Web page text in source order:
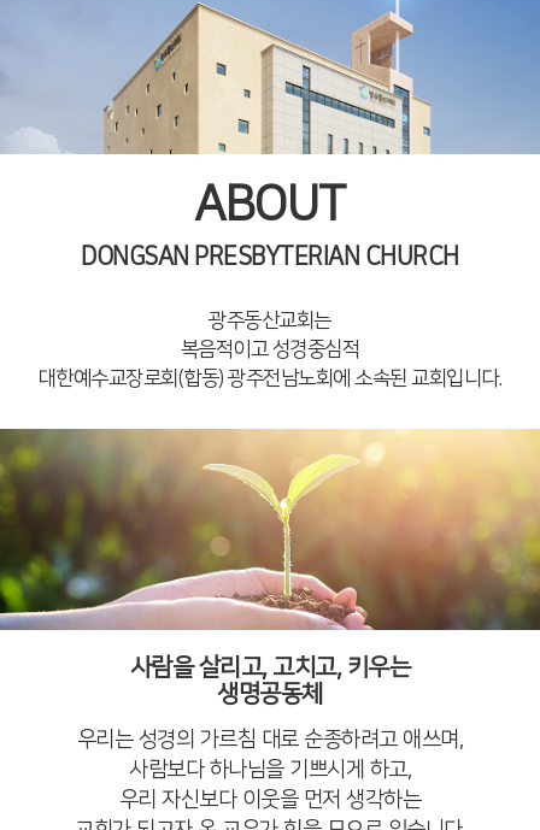
ABOUT
DONGSAN PRESBYTERIAN CHURCH
광주동산교회는
복음적이고 성경중심적
대한예수교장로회(합동) 광주전남노회에 소속된 교회입니다.
사람을 살리고, 고치고, 키우는
생명공동체
우리는 성경의 가르침 대로 순종하려고 애쓰며,
사람보다 하나님을 기쁘시게 하고,
우리 자신보다 이웃을 먼저 생각하는